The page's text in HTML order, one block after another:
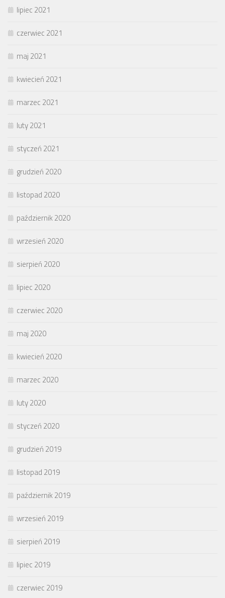
lipiec 2021
czerwiec 2021
maj 2021
kwiecień 2021
marzec 2021
luty 2021
styczeń 2021
grudzień 2020
listopad 2020
październik 2020
wrzesień 2020
sierpień 2020
lipiec 2020
czerwiec 2020
maj 2020
kwiecień 2020
marzec 2020
luty 2020
styczeń 2020
grudzień 2019
listopad 2019
październik 2019
wrzesień 2019
sierpień 2019
lipiec 2019
czerwiec 2019